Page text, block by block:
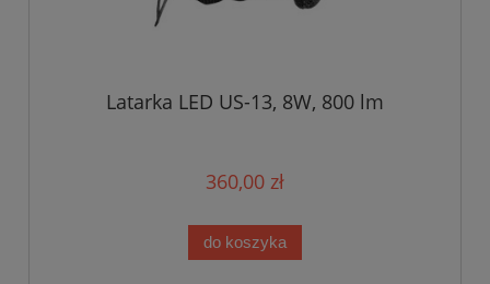
Latarka LED US-13, 8W, 800 lm
360,00 zł
do koszyka